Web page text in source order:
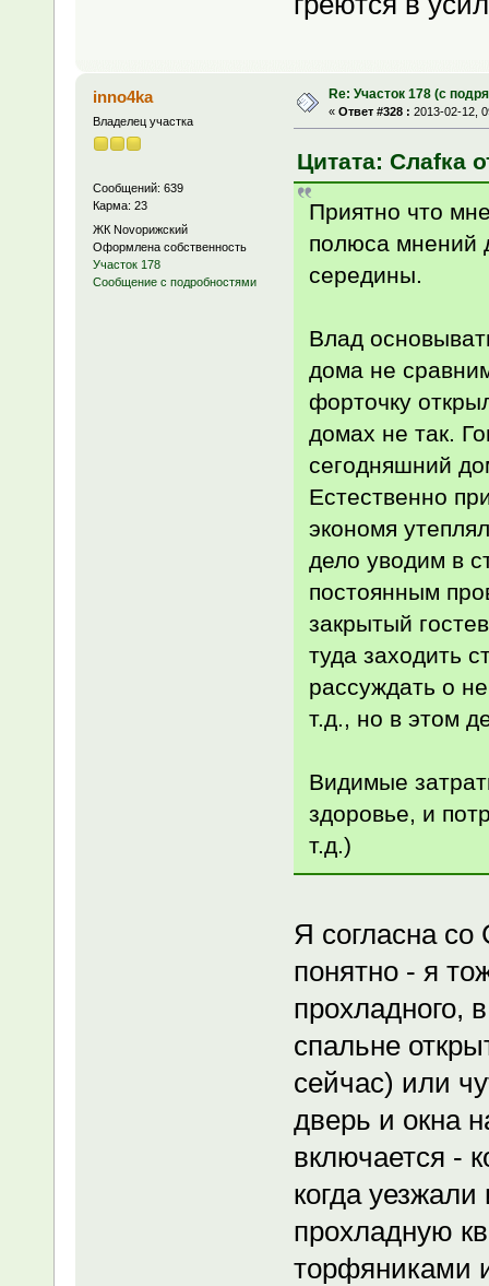
inno4ka
Владелец участка
Сообщений: 639
Карма: 23
ЖК Novoрижский
Оформлена собственность
Участок 178
Сообщение с подробностями
Re: Участок 178 (с
« Ответ #328 : 2013-02-12,
Цитата: Слаfка
Приятно что
полюса мнений
середины.
Влад
дома не
форточку
домах не так.
сегодняшний
Естественно
экономя
дело уводим в
постоянным
закрытый
туда заходить
рассуждать о
т.д., но в этом
Видимые
здоровье, и
т.д.)
Я согласна
понятно - я
прохладного,
спальне
сейчас) или
дверь и окна
включается -
когда
прохладную
торфяниками